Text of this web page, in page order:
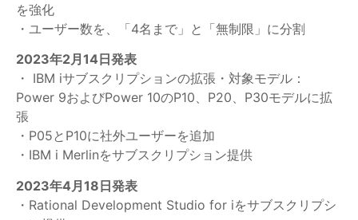
を強化
・ユーザー数を、「4名まで」と「無制限」に分割
2023年2月14日発表
・ IBM iサブスクリプションの拡張・対象モデル：
Power 9およびPower 10のP10、P20、P30モデルに拡
張
・P05とP10に社外ユーザーを追加
・IBM i Merlinをサブスクリプション提供
2023年4月18日発表
・Rational Development Studio for iをサブスクリプシ